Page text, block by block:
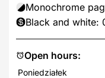
Open hours:
Poniedziałek
Monochrome
Black and white: